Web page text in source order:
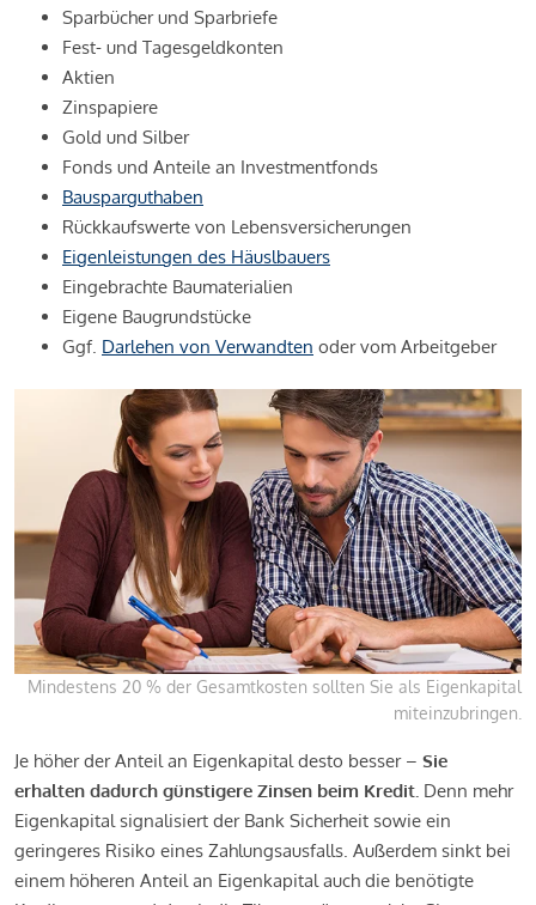
Sparbücher und Sparbriefe
Fest- und Tagesgeldkonten
Aktien
Zinspapiere
Gold und Silber
Fonds und Anteile an Investmentfonds
Bausparguthaben
Rückkaufswerte von Lebensversicherungen
Eigenleistungen des Häuslbauers
Eingebrachte Baumaterialien
Eigene Baugrundstücke
Ggf. Darlehen von Verwandten oder vom Arbeitgeber
Mindestens 20 % der Gesamtkosten sollten Sie als Eigenkapital
miteinzubringen.
Je höher der Anteil an Eigenkapital desto besser – Sie
erhalten dadurch günstigere Zinsen beim Kredit. Denn mehr
Eigenkapital signalisiert der Bank Sicherheit sowie ein
geringeres Risiko eines Zahlungsausfalls. Außerdem sinkt bei
einem höheren Anteil an Eigenkapital auch die benötigte